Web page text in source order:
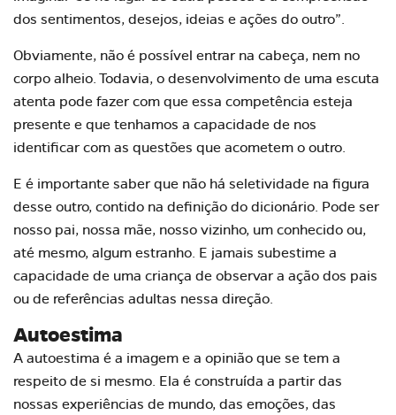
dos sentimentos, desejos, ideias e ações do outro”.
Obviamente, não é possível entrar na cabeça, nem no
corpo alheio. Todavia, o desenvolvimento de uma escuta
atenta pode fazer com que essa competência esteja
presente e que tenhamos a capacidade de nos
identificar com as questões que acometem o outro.
E é importante saber que não há seletividade na figura
desse outro, contido na definição do dicionário. Pode ser
nosso pai, nossa mãe, nosso vizinho, um conhecido ou,
até mesmo, algum estranho. E jamais subestime a
capacidade de uma criança de observar a ação dos pais
ou de referências adultas nessa direção.
Autoestima
A autoestima é a imagem e a opinião que se tem a
respeito de si mesmo. Ela é construída a partir das
nossas experiências de mundo, das emoções, das